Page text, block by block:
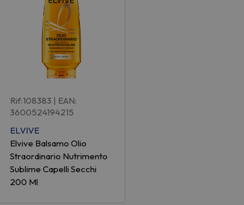
Rif:108383 | EAN:
3600524194215
ELVIVE
Elvive Balsamo Olio
Straordinario Nutrimento
Sublime Capelli Secchi
200 Ml